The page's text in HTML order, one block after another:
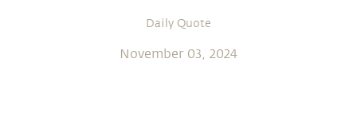
Daily Quote
November 03, 2024